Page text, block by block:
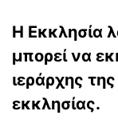
Η Εκκλησία
μπορεί να
ιεράρχης
εκκλησίας.